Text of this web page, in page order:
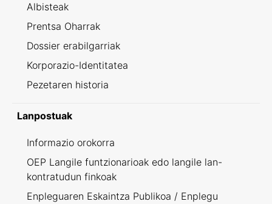
Albisteak
Prentsa Oharrak
Dossier erabilgarriak
Korporazio-Identitatea
Pezetaren historia
Lanpostuak
Informazio orokorra
OEP Langile funtzionarioak edo langile lan-
kontratudun finkoak
Enpleguaren Eskaintza Publikoa / Enplegu